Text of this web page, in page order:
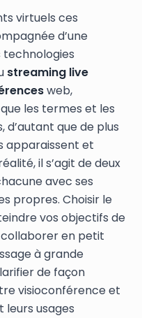
virtuels ces
d’une
streaming live
web,
les termes et les
que de plus
apparaissent et
il s’agit de deux
avec ses
propres. Choisir le
vos objectifs de
en petit
à grande
de façon
visioconférence et
leurs usages